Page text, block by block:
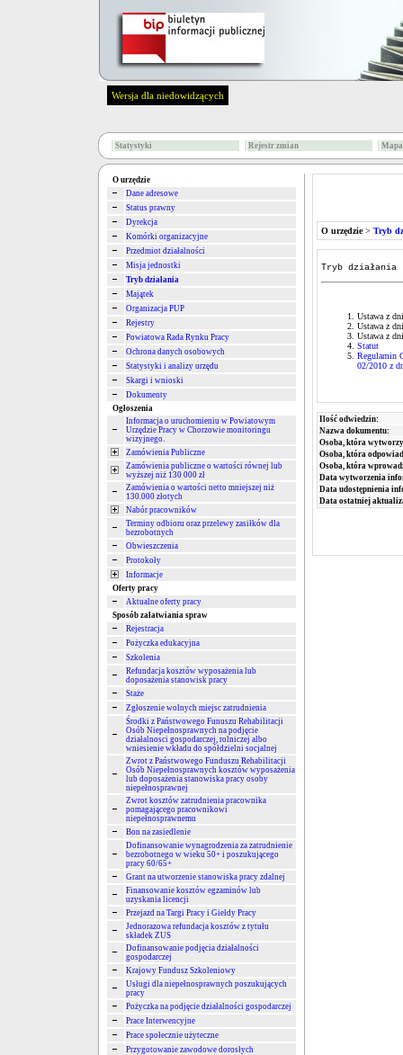
Wersja dla niedowidzących
Statystyki Rejestr zmian
O urzędzie
Dane adresowe
Status prawny
Dyrekcja
Komórki organizacyjne
Przedmiot działalności
Misja jednostki
Tryb działania
Majątek
Organizacja PUP
Rejestry
Powiatowa Rada Rynku Pracy
Ochrona danych osobowych
Statystyki i analizy urzędu
Skargi i wnioski
Dokumenty
Ogłoszenia
Informacja o uruchomieniu w Powiatowym
Urzędzie Pracy w Chorzowie monitoringu
wizyjnego.
Zamówienia Publiczne
Zamówienia publiczne o wartości równej lub
wyższej niż 130 000 zł
Zamówienia o wartości netto mniejszej niż
130.000 złotych
Nabór pracowników
Terminy odbioru oraz przelewy zasiłków dla
bezrobotnych
Obwieszczenia
Protokoły
Informacje
Oferty pracy
Aktualne oferty pracy
Sposób załatwiania spraw
Rejestracja
Pożyczka edukacyjna
Szkolenia
Refundacja kosztów wyposażenia lub
doposażenia stanowisk pracy
Staże
Zgłoszenie wolnych miejsc zatrudnienia
Środki z Państwowego Funuszu Rehabilitacji
Osób Niepełnosprawnych na podjęcie
działalnosci gospodarczej, rolniczej albo
wniesienie wkładu do spółdzielni socjalnej
Zwrot z Państwowego Funduszu Rehabilitacji
Osób Niepełnosprawnych kosztów wyposażenia
lub doposażenia stanowiska pracy osoby
niepełnosprawnej
Zwrot kosztów zatrudnienia pracownika
pomagającego pracownikowi
niepełnosprawnemu
Bon na zasiedlenie
Dofinansowanie wynagrodzenia za zatrudnienie
bezrobotnego w wieku 50+ i poszukującego
pracy 60/65+
Grant na utworzenie stanowiska pracy zdalnej
Finansowanie kosztów egzaminów lub
uzyskania licencji
Przejazd na Targi Pracy i Giełdy Pracy
Jednorazowa refundacja kosztów z tytułu
składek ZUS
Dofinansowanie podjęcia działalności
gospodarczej
Krajowy Fundusz Szkoleniowy
Usługi dla niepełnosprawnych poszukujących
pracy
Pożyczka na podjęcie działalności gospodarczej
Prace Interwencyjne
Prace społecznie użyteczne
Przygotowanie zawodowe dorosłych
O urzędzie> Tryb
Tryb działania
Ustawa z
Ustawa z
Ustawa z
Statut
Regulamin
02/2010 z
Ilość odwiedzin:
Nazwa dokumentu:
Osoba, która
Osoba, która
Osoba, która
Data wytworzenia
Data udostępnienia
Data ostatniej